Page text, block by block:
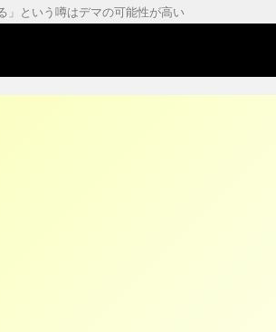
」という噂はデマの可能性が高い